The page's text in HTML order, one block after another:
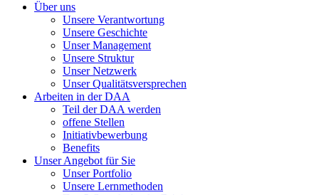
Über uns
Unsere Verantwortung
Unsere Geschichte
Unser Management
Unsere Struktur
Unser Netzwerk
Unser Qualitätsversprechen
Arbeiten in der DAA
Teil der DAA werden
offene Stellen
Initiativbewerbung
Benefits
Unser Angebot für Sie
Unser Portfolio
Unsere Lernmethoden